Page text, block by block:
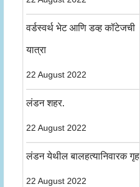
वर्डस्वर्थ भेट आणि डव्ह कॉटेजची
यात्रा
22 August 2022
लंडन शहर.
22 August 2022
लंडन येथील बालहत्यानिवारक गृह
22 August 2022